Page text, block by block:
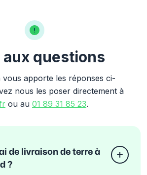
aux questions
vous apporte les réponses ci-
nous les poser directement à
ou au 01 89 31 85 23.
de livraison de terre à
?